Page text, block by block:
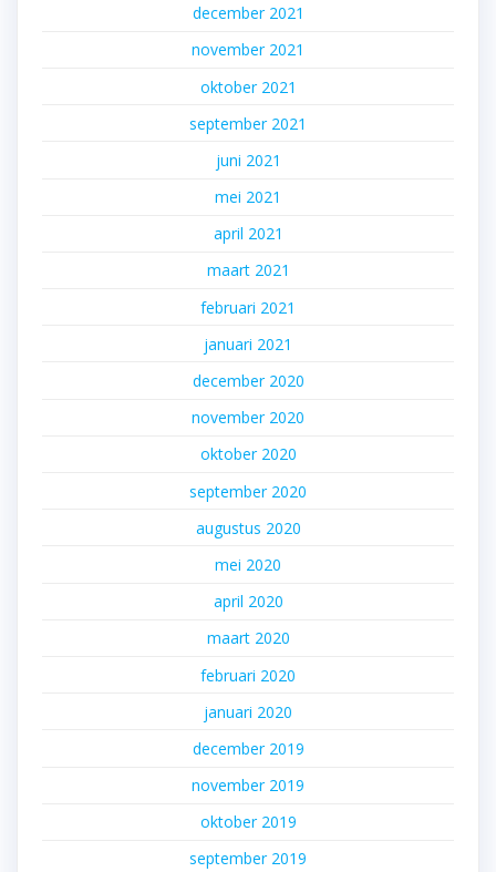
december 2021
november 2021
oktober 2021
september 2021
juni 2021
mei 2021
april 2021
maart 2021
februari 2021
januari 2021
december 2020
november 2020
oktober 2020
september 2020
augustus 2020
mei 2020
april 2020
maart 2020
februari 2020
januari 2020
december 2019
november 2019
oktober 2019
september 2019